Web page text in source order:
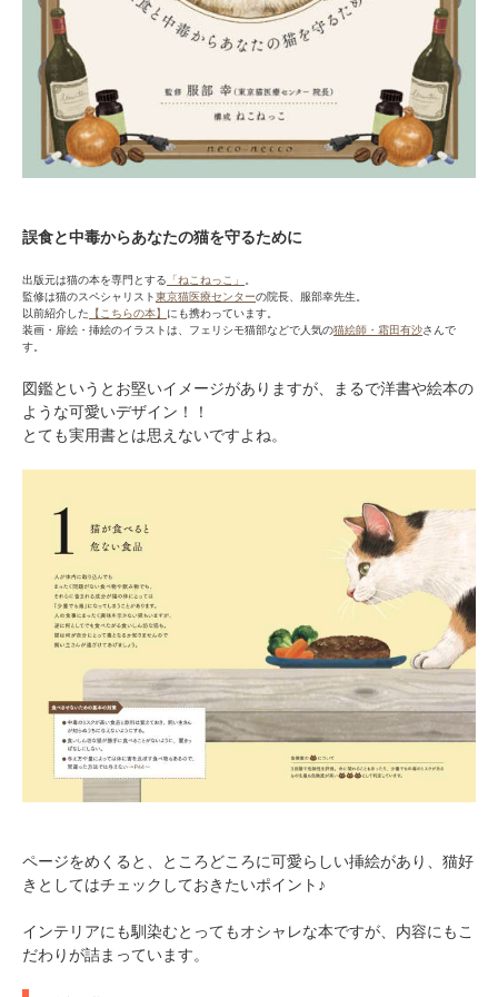
誤食と中毒からあなたの猫を守るために
出版元は猫の本を専門とする 「ねこねっこ」
監修は猫のスペシャリスト東京猫医療センターの院長、服部幸先生。
以前紹介した 【こちらの本】 にも携わっています。
装画・扉絵・挿絵のイラストは、フェリシモ猫部などで人気の猫絵師・霜田有沙さんで
す。
図鑑というとお堅いイメージがありますが、まるで洋書や絵本の
ような可愛いデザイン！！
とても実用書とは思えないですよね。
ページをめくると、ところどころに可愛らしい挿絵があり、猫好
きとしてはチェックしておきたいポイント♪
インテリアにも馴染むとってもオシャレな本ですが、内容にもこ
だわりが詰まっています。